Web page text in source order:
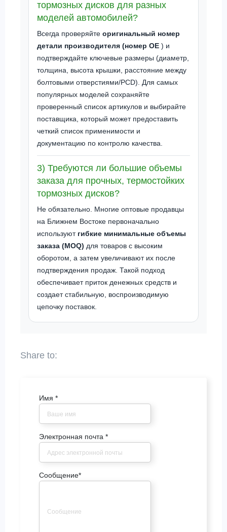
тормозных дисков для разных
моделей автомобилей?
Всегда проверяйте оригинальный номер
детали производителя (номер OE ) и
подтверждайте ключевые размеры (диаметр,
толщина, высота крышки, расстояние между
болтовыми отверстиями/PCD). Для самых
популярных моделей сохраняйте
проверенный список артикулов и выбирайте
поставщика, который может предоставить
четкий список применимости и
документацию по контролю качества.
3) Требуются ли большие объемы
заказа для прочных, термостойких
тормозных дисков?
Не обязательно. Многие оптовые продавцы
на Ближнем Востоке первоначально
используют гибкие минимальные объемы
заказа (MOQ) для товаров с высоким
оборотом, а затем увеличивают их после
подтверждения продаж. Такой подход
обеспечивает приток денежных средств и
создает стабильную, воспроизводимую
цепочку поставок.
Имя *
Электронная почта *
Сообщение*